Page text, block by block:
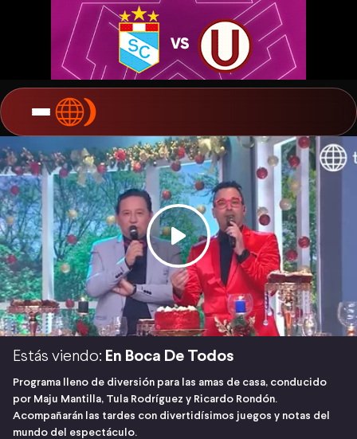
Estás viendo: En Boca De Todos
Programa lleno de diversión para las amas de casa, conducido
por Maju Mantilla, Tula Rodríguez y Ricardo Rondón.
Acompañarán las tardes con divertidísimos juegos y notas del
mundo del espectáculo.